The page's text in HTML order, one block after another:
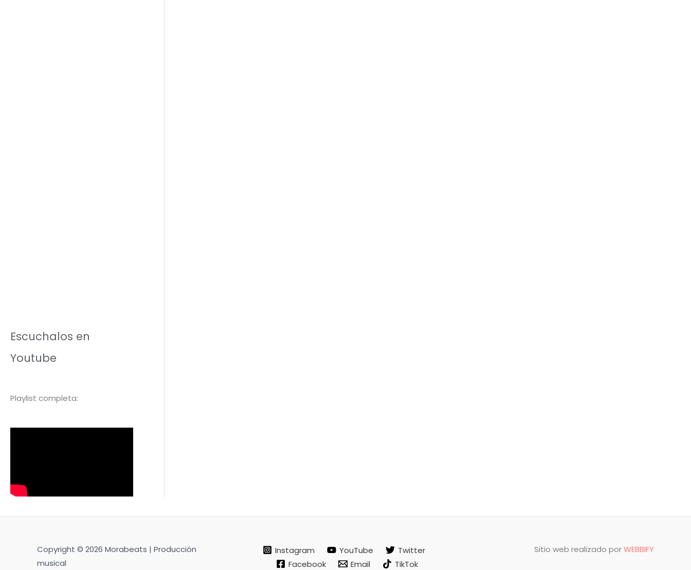
Escuchalos en
Youtube
Playlist completa:
Copyright © 2026 Morabeats | Producción
musical
Instagram YouTube
Twitter
Facebook
Email TikTok
Sitio web realizado porWEBBIFY